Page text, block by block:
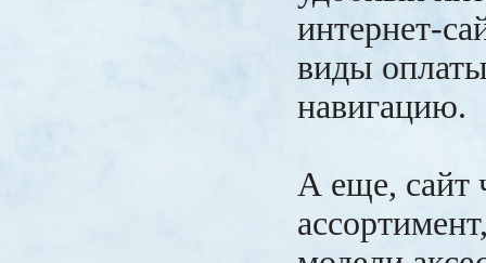
интернет-
виды
навигацию.
А еще, сайт